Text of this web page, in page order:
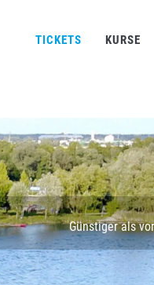
TICKETS KURSE
Günstiger als